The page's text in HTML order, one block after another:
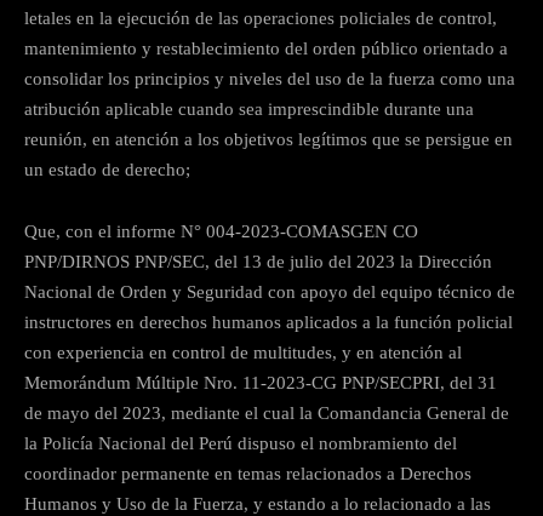
letales en la ejecución de las operaciones policiales de control,
mantenimiento y restablecimiento del orden público orientado a
consolidar los principios y niveles del uso de la fuerza como una
atribución aplicable cuando sea imprescindible durante una
reunión, en atención a los objetivos legítimos que se persigue en
un estado de derecho;
Que, con el informe N° 004-2023-COMASGEN CO
PNP/DIRNOS PNP/SEC, del 13 de julio del 2023 la Dirección
Nacional de Orden y Seguridad con apoyo del equipo técnico de
instructores en derechos humanos aplicados a la función policial
con experiencia en control de multitudes, y en atención al
Memorándum Múltiple Nro. 11-2023-CG PNP/SECPRI, del 31
de mayo del 2023, mediante el cual la Comandancia General de
la Policía Nacional del Perú dispuso el nombramiento del
coordinador permanente en temas relacionados a Derechos
Humanos y Uso de la Fuerza, y estando a lo relacionado a las